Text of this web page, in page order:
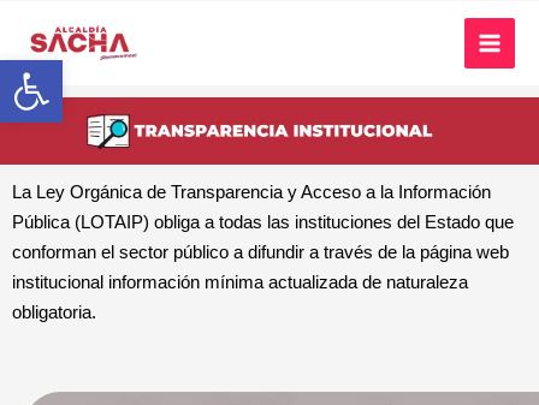
Abrir barra de herramientas
La Ley Orgánica de Transparencia y Acceso a la Información
Pública (LOTAIP) obliga a todas las instituciones del Estado que
conforman el sector público a difundir a través de la página web
institucional información mínima actualizada de naturaleza
obligatoria.